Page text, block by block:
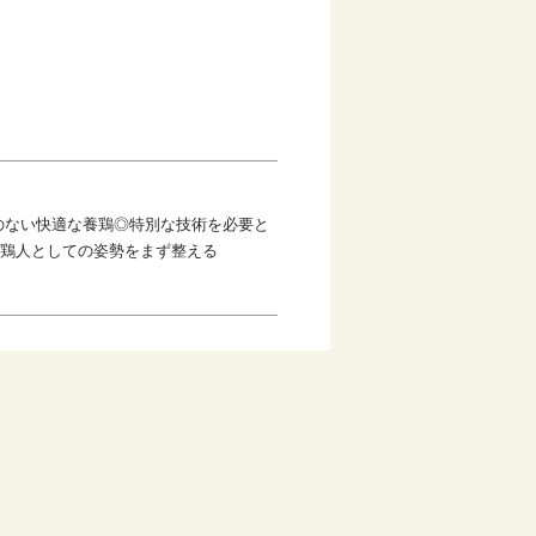
い快適な養鶏◎特別な技術を必要と
人としての姿勢をまず整える